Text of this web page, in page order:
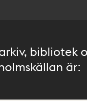
bibliotek
är: